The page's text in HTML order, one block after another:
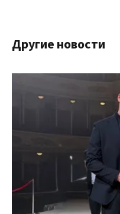
Другие новости